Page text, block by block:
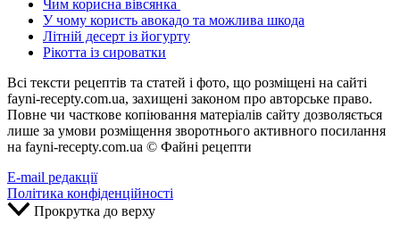
Чим корисна вівсянка
У чому користь авокадо та можлива шкода
Літній десерт із йогурту
Рікотта із сироватки
Всі тексти рецептів та статей і фото, що розміщені на сайті
fayni-recepty.com.ua, захищені законом про авторське право.
Повне чи часткове копіювання матеріалів сайту дозволяється
лише за умови розміщення зворотнього активного посилання
на fayni-recepty.com.ua © Файні рецепти
E-mail редакції
Політика конфіденційності
Прокрутка до верху